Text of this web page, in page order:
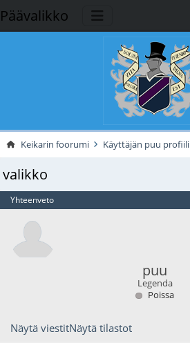
Päävalikko
Keikarin foorumi Käyttäjän puu profiili
valikko
Yhteenveto
puu
Legenda
Poissa
Näytä viestitNäytä tilastot